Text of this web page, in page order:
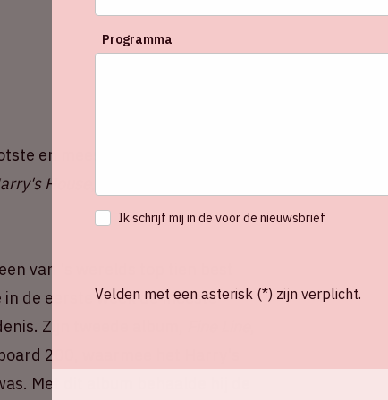
en meest invloedrijke artiesten
House
van 's werelds top tien best
de eerste week de meeste
Zijn tweede album,
200, waarmee het Harry's
Met dit album behaalde hij de
Programma
Ik schrijf mij in de voor de nieuwsbrief
Velden met een asterisk (*) zijn verplicht.